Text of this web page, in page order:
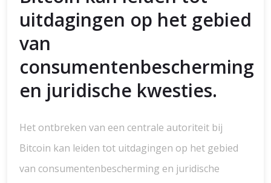
uitdagingen op het gebied
van
consumentenbescherming
en juridische kwesties.
Het ontbreken van een centrale autoriteit bij
Bitcoin kan leiden tot uitdagingen op het gebied
van consumentenbescherming en juridische